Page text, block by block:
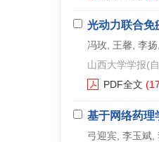
光动力联合免
冯玫, 王馨, 李
山西大学学报(
PDF全文
基于网络药理
弓迎宾, 李玉斌,